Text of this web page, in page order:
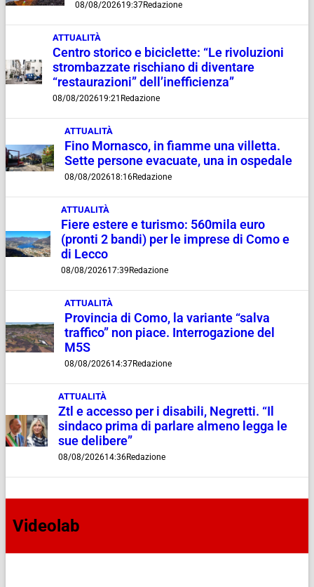
08/08/202619:37Redazione
ATTUALITÀ
Centro storico e biciclette: “Le rivoluzioni
strombazzate rischiano di diventare
“restaurazioni” dell’inefficienza”
08/08/202619:21 Redazione
ATTUALITÀ
Fino Mornasco, in fiamme una villetta.
Sette persone evacuate, una in ospedale
08/08/202618:16Redazione
ATTUALITÀ
Fiere estere e turismo: 560mila euro
(pronti 2 bandi) per le imprese di Como e
di Lecco
08/08/202617:39 Redazione
ATTUALITÀ
Provincia di Como, la variante “salva
traffico” non piace. Interrogazione del
M5S
08/08/202614:37Redazione
ATTUALITÀ
Ztl e accesso per i disabili, Negretti. “Il
sindaco prima di parlare almeno legga le
sue delibere”
08/08/202614:36Redazione
Videolab